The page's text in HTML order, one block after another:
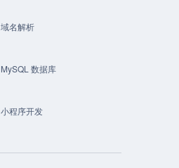
域名解析
MySQL 数据库
小程序开发